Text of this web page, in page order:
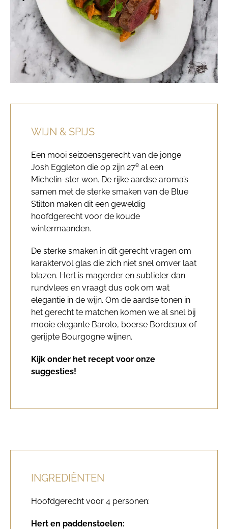
WIJN & SPIJS
Een mooi seizoensgerecht van de jonge
Josh Eggleton die op zijn 27e al een
Michelin-ster won. De rijke aardse aroma’s
samen met de sterke smaken van de Blue
Stilton maken dit een geweldig
hoofdgerecht voor de koude
wintermaanden.
De sterke smaken in dit gerecht vragen om
karaktervol glas die zich niet snel omver laat
blazen. Hert is magerder en subtieler dan
rundvlees en vraagt dus ook om wat
elegantie in de wijn. Om de aardse tonen in
het gerecht te matchen komen we al snel bij
mooie elegante Barolo, boerse Bordeaux of
gerijpte Bourgogne wijnen.
Kijk onder het recept voor onze
suggesties!
INGREDIËNTEN
Hoofdgerecht voor 4 personen:
Hert en paddenstoelen: